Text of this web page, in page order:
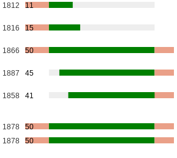
1812 11
1816 15
1866 50
1887 45
1858 41
1878
50
1878 50